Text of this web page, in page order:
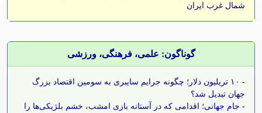
شمال غرب ایران
گوناگون: علمی، فرهنگی، ورزشی
-
۱۰ تریلیون دلار؛ چگونه جرایم سایبری به سومین اقتصاد بزرگ
جهان تبدیل شد؟
- جام جهانی؛ اقدامی که در آستانه بازی امشب، خشم بلژیکی‌ها را